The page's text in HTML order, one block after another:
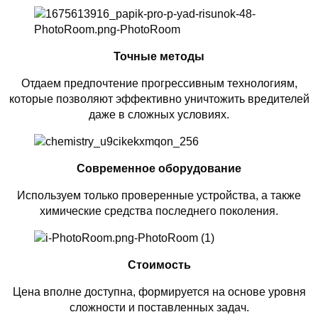
Точные методы
Отдаем предпочтение прогрессивным технологиям,
которые позволяют эффективно уничтожить вредителей
даже в сложных условиях.
Современное оборудование
Используем только проверенные устройства, а также
химические средства последнего поколения.
Стоимость
Цена вполне доступна, формируется на основе уровня
сложности и поставленных задач.